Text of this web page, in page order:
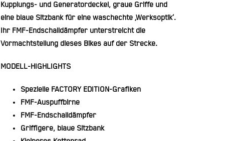
Kupplungs- und Generatordeckel, graue Griffe und
eine blaue Sitzbank für eine waschechte ‚Werksoptik‘.
Ihr FMF-Endschalldämpfer unterstreicht die
Vormachtstellung dieses Bikes auf der Strecke.
MODELL-HIGHLIGHTS
Spezielle FACTORY EDITION-Grafiken
FMF-Auspuffbirne
FMF-Endschalldämpfer
Griffigere, blaue Sitzbank